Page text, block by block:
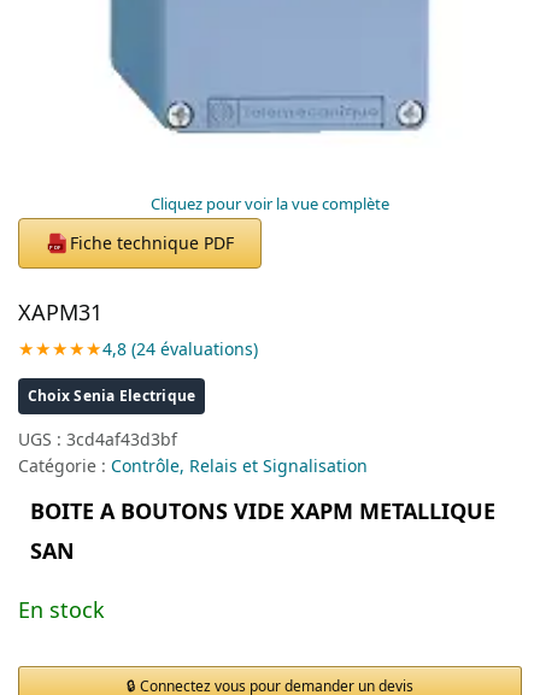
Cliquez pour voir la vue complète
PDF Fiche technique PDF
XAPM31
★★★★★4,8 (24 évaluations)
Choix Senia Electrique
UGS : 3cd4af43d3bf
Catégorie : Contrôle, Relais et Signalisation
BOITE A BOUTONS VIDE XAPM METALLIQUE
SAN
En stock
Connectez vous pour demander un devis